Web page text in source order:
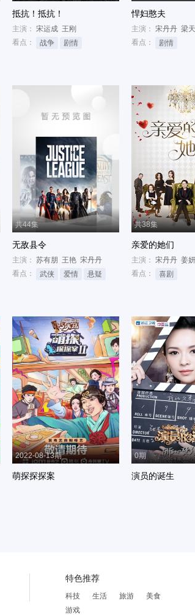
抵抗！抵抗！
主演： 宋运成 王刚
看点：
战争 剧情
悍妇憨夫
主演： 宋丹丹 梁天
看点：
剧情
共44集
无敌县令
主演： 苏有朋 王艳 宋丹丹
看点：
武侠 爱情 悬疑
共38集
亲爱的她们
主演： 宋丹丹 姜妍
看点：
喜剧
2022-08-13期
萌探探探案
0期
演员的诞生
特色推荐
科技 生活 旅游
美食
游戏